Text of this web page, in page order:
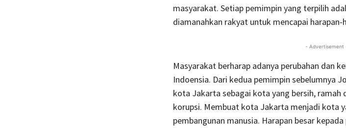
masyarakat. Setiap pemimpin yang terpilih
diamanahkan rakyat untuk mencapai
- Advertisement
Masyarakat berharap adanya perubahan dan
Indoensia. Dari kedua pemimpin sebelumnya
kota Jakarta sebagai kota yang bersih, ramah
korupsi. Membuat kota Jakarta menjadi kota
pembangunan manusia. Harapan besar